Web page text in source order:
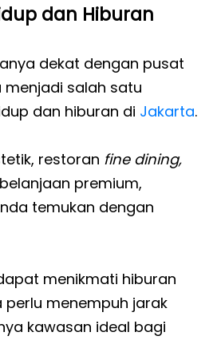
dan Hiburan
dekat dengan pusat
menjadi salah satu
dan hiburan di Jakarta.
restoran fine dining,
premium,
temukan dengan
menikmati hiburan
menempuh jarak
kawasan ideal bagi